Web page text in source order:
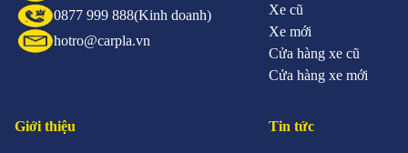
0877 999 888(Kinh doanh)
hotro@carpla.vn
Xe cũ
Xe mới
Cửa hàng xe cũ
Cửa hàng xe mới
Giới thiệu Tin tức